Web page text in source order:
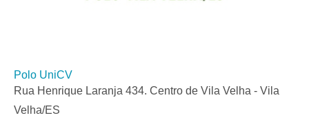
Polo UniCV
Rua Henrique Laranja 434. Centro de Vila Velha - Vila
Velha/ES